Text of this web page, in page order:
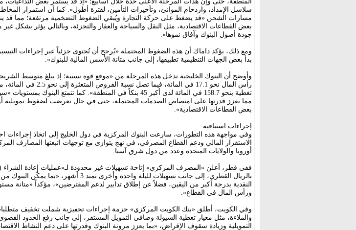
سلاسل الإمداد، وازدحام الموانئ، وتأخيرات التأمين، لفترة أطول». كما أن استمرار
مسارات الشحن «قد يضغط على حركة التجارة ويُبقي الضغوط التضخمية مرتفعة؛ مما قد
بعض القطاعات الاقتصادية، مثل النقل والسياحة والعقار والتجزئة، وبالتالي يؤثر بشكل
جودة أصول البنوك وآفاق نموها».
ومع ذلك، يؤكد داماك أن هذه الضغوط المحتملة «يُرجح أن تُحتوى جزئياً عبر إجراءات
بدأ بعض الجهات التنظيمية تطبيقها، إلى جانب متانة الأسس المالية للبنوك».
وأوضح أن البنوك الخليجية تدخل هذه المرحلة من «موقع قوة نسبية؛ إذ يبلغ متوسط
رأس المال نحو 17.1 في المائة، فيما تصل نسبة
تغطية بنحو 158.7 في المائة لدى أكبر 45 بنكاً في المنطقة». كما تتمتع البنوك
مما يعزز قدرتها على امتصاص الصدمات المحتملة، حتى في حال تعرضت لضغوط تمويلية
بعض القطاعات الاقتصادية».
إجراءات استباقية
وفي مواجهة هذه التطورات، سارعت البنوك المركزية في دول الخليج إلى اتخاذ إجراءات
الاستقرار المالي ودعم القطاع المصرفي، في نهج يتوازى مع توجهات اتبعتها المصارف
أوروبا والولايات المتحدة وعدد من دول شرق آسيا.
ففي قطر، أعلن «المصرف المركزي» إتاحة تسهيلات غير محدودة لـ«عمليات إعادة الشراء
بالريال القطري، إلى جانب تسهيلات لليلة واحدة وأخرى تمتد 3 أشهر،
النقدية بدرجة أكبر من اليقين، فضلاً عن إطلاق تدابير لدعم المقترضين»، مؤكداً «متانة
ورأس المال في القطاع».
وفي الكويت، أطلق «بنك الكويت المركزي» حزمة إجراءات تحفيزية شملت تخفيف
والملاءة، مثل معيار تغطية السيولة وصافي التمويل المستقر، إلى جانب رفع الحدود
التمويلية وزيادة سقوف الإقراض، «بما يعزز مرونة البنوك وقدرتها على دعم النشاط